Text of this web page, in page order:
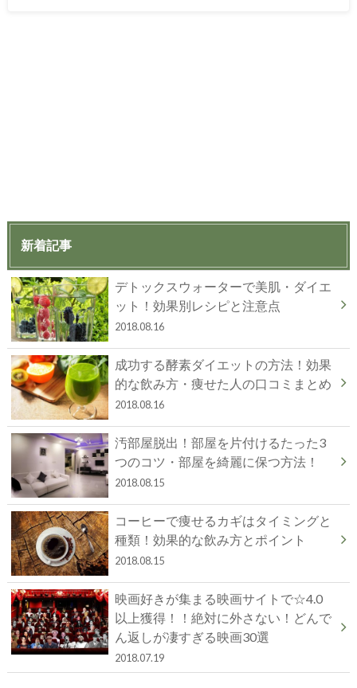
新着記事
デトックスウォーターで美肌・ダイエ
ット！効果別レシピと注意点
2018.08.16
成功する酵素ダイエットの方法！効果
的な飲み方・痩せた人の口コミまとめ
2018.08.16
汚部屋脱出！部屋を片付けるたった3
つのコツ・部屋を綺麗に保つ方法！
2018.08.15
コーヒーで痩せるカギはタイミングと
種類！効果的な飲み方とポイント
2018.08.15
映画好きが集まる映画サイトで☆4.0
以上獲得！！絶対に外さない！どんで
ん返しが凄すぎる映画30選
2018.07.19